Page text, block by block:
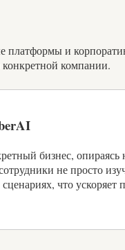
платформы и
компании.
бизнес, опираясь
не просто
что ускоряет